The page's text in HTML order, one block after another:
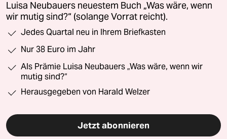
Luisa Neubauers neuestem Buch „Was wäre, wenn
wir mutig sind?“ (solange Vorrat reicht).
Jedes Quartal neu in Ihrem Briefkasten
Nur 38 Euro im Jahr
Als Prämie Luisa Neubauers „Was wäre, wenn wir
mutig sind?“
Herausgegeben von Harald Welzer
Jetzt abonnieren